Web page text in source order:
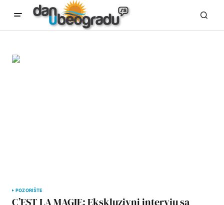
POZORIŠTE
C’EST LA MAGIE: Ekskluzivni intervju sa